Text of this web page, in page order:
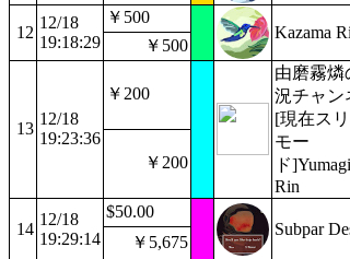
12
12/18
19:18:29
￥500
Kazama
￥500
13
12/18
19:23:36
￥200
由磨霧燐
況チャン
[現在ス
モー
ド
Rin
￥200
14
12/18
19:29:14
$50.00
Subpar
￥5,675